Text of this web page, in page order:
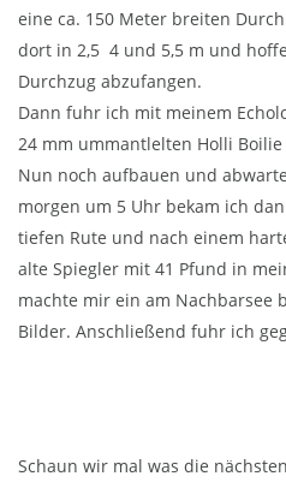
eine ca. 150 Meter breiten
dort in 2,5 4 und 5,5 m und
Durchzug abzufangen.
Dann fuhr ich mit meinem
24 mm ummantlelten Holli
Nun noch aufbauen und
morgen um 5 Uhr bekam ich
tiefen Rute und nach einem
alte Spiegler mit 41 Pfund in
machte mir ein am Nachbarsee
Bilder. Anschließend fuhr ich
Schaun wir mal was die